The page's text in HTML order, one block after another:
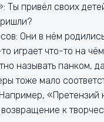
Ты привёл своих
Они в нём
играет что-то на
называть панком,
тоже мало
«Претензий
к